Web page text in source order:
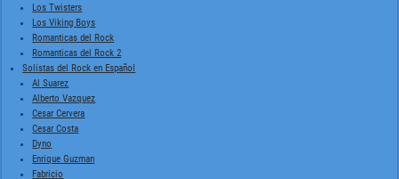
Los Twisters
Los Viking Boys
Romanticas del Rock
Romanticas del Rock 2
Solistas del Rock en Español
Al Suarez
Alberto Vazquez
Cesar Cervera
Cesar Costa
Dyno
Enrique Guzman
Fabricio